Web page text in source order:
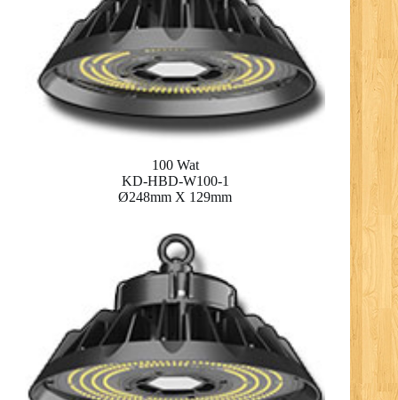
100 Wat
KD-HBD-W100-1
Ø248mm X 129mm